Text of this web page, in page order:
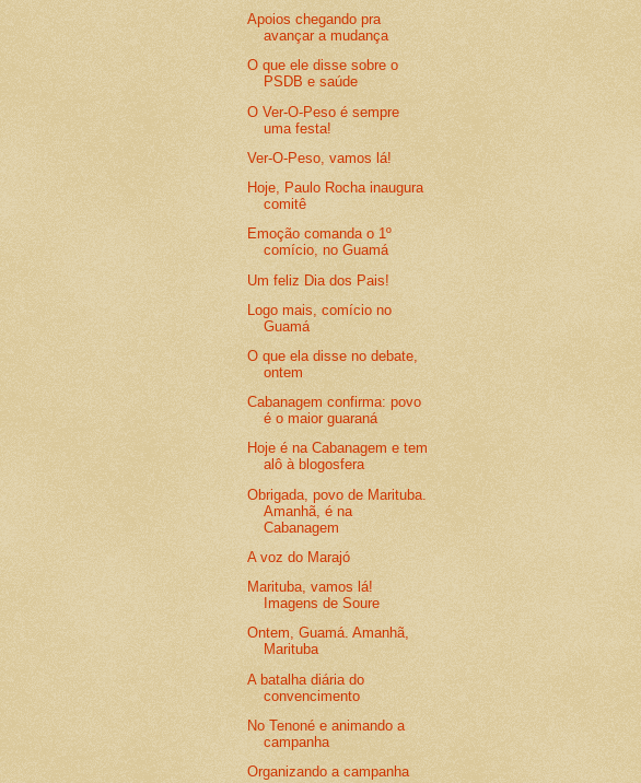
Apoios chegando pra
avançar a mudança
O que ele disse sobre o
PSDB e saúde
O Ver-O-Peso é sempre
uma festa!
Ver-O-Peso, vamos lá!
Hoje, Paulo Rocha inaugura
comitê
Emoção comanda o 1º
comício, no Guamá
Um feliz Dia dos Pais!
Logo mais, comício no
Guamá
O que ela disse no debate,
ontem
Cabanagem confirma: povo
é o maior guaraná
Hoje é na Cabanagem e tem
alô à blogosfera
Obrigada, povo de Marituba.
Amanhã, é na
Cabanagem
A voz do Marajó
Marituba, vamos lá!
Imagens de Soure
Ontem, Guamá. Amanhã,
Marituba
A batalha diária do
convencimento
No Tenoné e animando a
campanha
Organizando a campanha